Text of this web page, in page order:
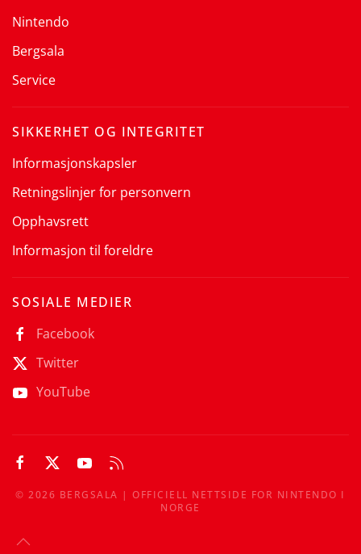
Nintendo
Bergsala
Service
SIKKERHET OG INTEGRITET
Informasjonskapsler
Retningslinjer for personvern
Opphavsrett
Informasjon til foreldre
SOSIALE MEDIER
Facebook
Twitter
YouTube
©2026 BERGSALA | OFFICIELL NETTSIDE FOR NINTENDO I
NORGE